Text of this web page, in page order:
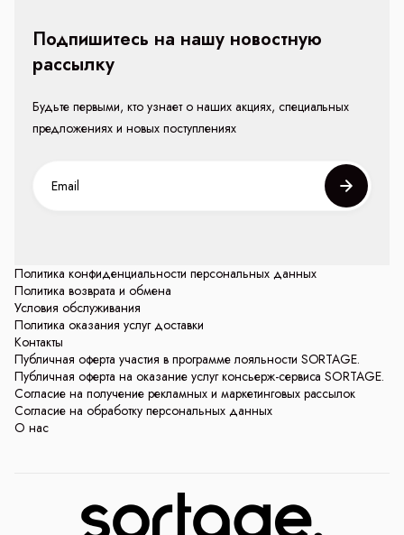
Политика конфиденциальности персональных данных
Политика возврата и обмена
Условия обслуживания
Политика оказания услуг доставки
Контакты
Публичная оферта участия в программе лояльности SORTAGE.
Публичная оферта на оказание услуг консьерж-сервиса SORTAGE.
Согласие на получение рекламных и маркетинговых рассылок
Согласие на обработку персональных данных
О нас
Подпишитесь на нашу новостную
рассылку
Будьте первыми, кто узнает о наших акциях, специальных
предложениях и новых поступлениях